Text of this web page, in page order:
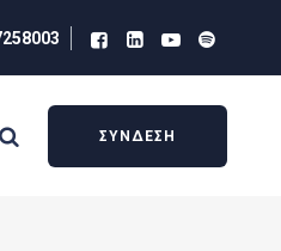
ΣΥΝΔΕΣΗ